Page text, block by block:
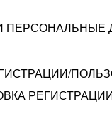
ПЕРСОНАЛЬНЫЕ